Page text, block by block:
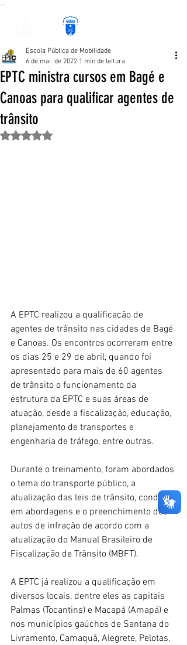
EPTC ministra cursos em Bagé e
Canoas para qualificar agentes de
trânsito
Escola Pública de Mobilidade
6 de mai. de 2022 1 min de leitura
Avaliado com NaN de 5 estrelas.
A EPTC realizou a qualificação de
agentes de trânsito nas cidades de Bagé
e Canoas. Os encontros ocorreram entre
os dias 25 e 29 de abril, quando foi
apresentado para mais de 60 agentes
de trânsito o funcionamento da
estrutura da EPTC e suas áreas de
atuação, desde a fiscalização, educação,
planejamento de transportes e
engenharia de tráfego, entre outras.
Durante o treinamento, foram abordados
o tema do transporte público, a
atualização das leis de trânsito, conduta
em abordagens e o preenchimento dos
autos de infração de acordo com a
atualização do Manual Brasileiro de
Fiscalização de Trânsito (MBFT).
A EPTC já realizou a qualificação em
diversos locais, dentre eles as capitais
Palmas (Tocantins) e Macapá (Amapá) e
nos municípios gaúchos de Santana do
Livramento, Camaquã, Alegrete, Pelotas,